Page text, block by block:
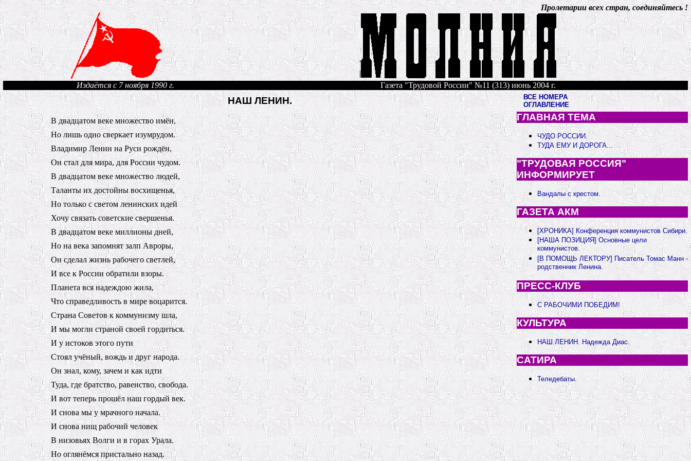
Пролетарии всех стран, соединяйтесь !
Издаётся с 7 ноября 1990 г. Газета "Трудовой России" №11 (313) июнь 2004 г.
НАШ ЛЕНИН.
В двадцатом веке множество имён,
Но лишь одно сверкает изумрудом.
Владимир Ленин на Руси рождён,
Он стал для мира, для России чудом.
В двадцатом веке множество людей,
Таланты их достойны восхищенья,
Но только с светом ленинских идей
Хочу связать советские свершенья.
В двадцатом веке миллионы дней,
Но на века запомнят залп Авроры,
Он сделал жизнь рабочего светлей,
И все к России обратили взоры.
Планета вся надеждою жила,
Что справедливость в мире воцарится.
Страна Советов к коммунизму шла,
И мы могли страной своей гордиться.
И у истоков этого пути
Стоял учёный, вождь и друг народа.
Он знал, кому, зачем и как идти
Туда, где братство, равенство, свобода.
И вот теперь прошёл наш гордый век.
И снова мы у мрачного начала.
И снова нищ рабочий человек
В низовьях Волги и в горах Урала.
Но оглянёмся пристально назад.
ВСЕ НОМЕРА
ОГЛАВЛЕНИЕ
ГЛАВНАЯ ТЕМА
ЧУДО РОССИИ.
ТУДА ЕМУ И ДОРОГА...
"ТРУДОВАЯ РОССИЯ"
ИНФОРМИРУЕТ
Вандалы с крестом.
ГАЗЕТА АКМ
[ХРОНИКА] Конференция коммунистов Сибири.
[НАША ПОЗИЦИЯ] Основные цели
коммунистов.
[В ПОМОЩЬ ЛЕКТОРУ] Писатель Томас Манн -
родственник Ленина.
ПРЕСС-КЛУБ
С РАБОЧИМИ ПОБЕДИМ!
КУЛЬТУРА
НАШ ЛЕНИН. Надежда Диас.
САТИРА
Теледебаты.